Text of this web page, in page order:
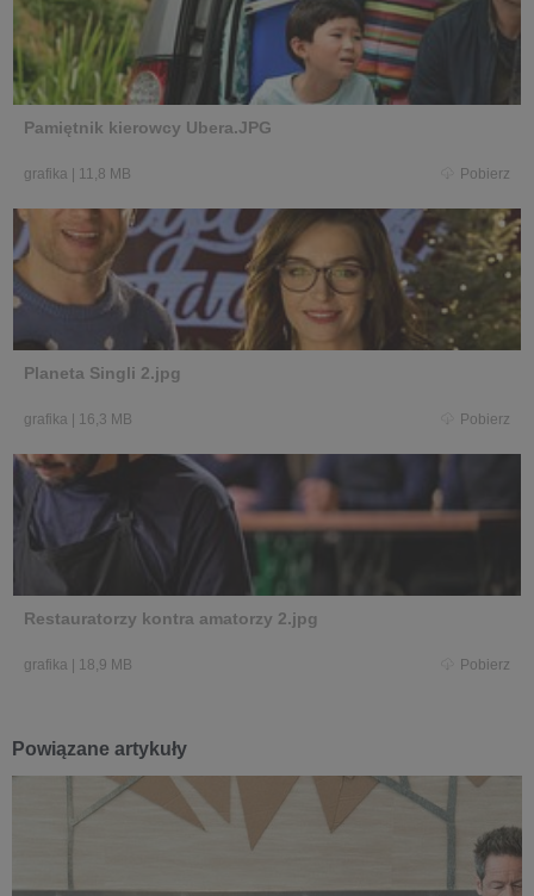
Pamiętnik kierowcy Ubera.JPG
grafika 11,8 MB Pobierz
Planeta Singli 2.jpg
grafika 16,3 MB Pobierz
Restauratorzy kontra amatorzy 2.jpg
grafika 18,9 MB Pobierz
Powiązane artykuły